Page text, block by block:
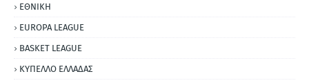
ΕΘΝΙΚΗ
EUROPA LEAGUE
BASKET LEAGUE
ΚΥΠΕΛΛΟ ΕΛΛΑΔΑΣ